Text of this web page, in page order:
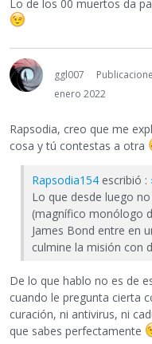
Lo de los 00 muertos da
ggl007
enero 2022
Rapsodia, creo que me
cosa y tú contestas a otra
Rapsodia154 escribió :
Lo que desde luego
(magnífico monólogo
James Bond entre en
culmine la misión con
De lo que hablo no es de
cuando le pregunta cierta
curación, ni antivirus, ni
que sabes perfectamente